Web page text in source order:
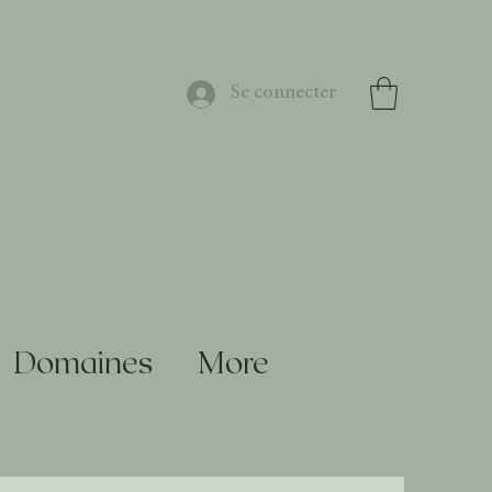
Se connecter
Domaines More